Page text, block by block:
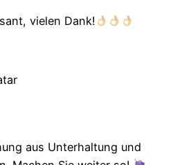
vielen Dank!
aus Unterhaltung und